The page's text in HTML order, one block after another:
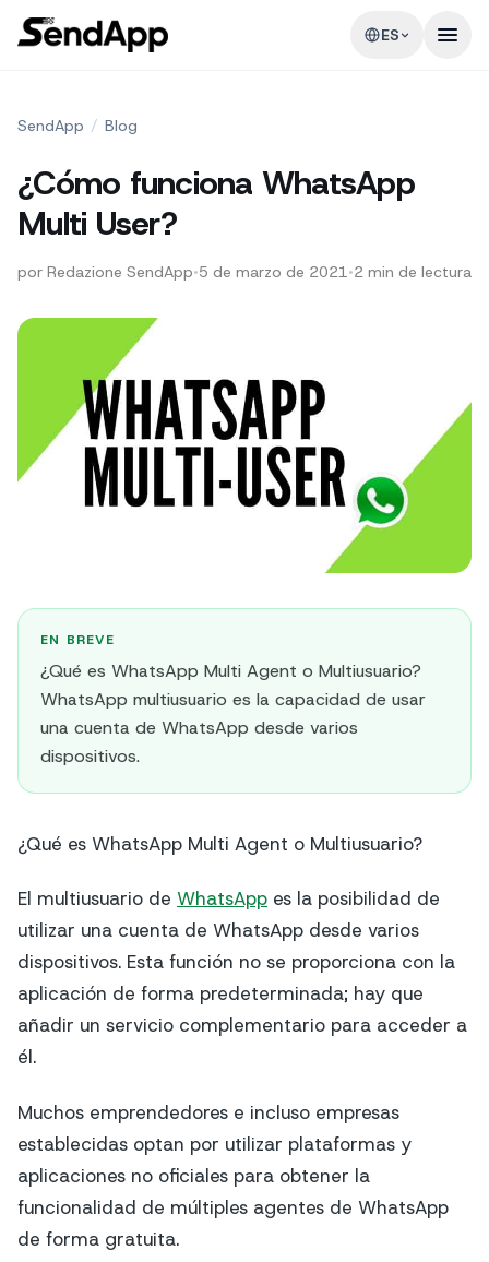
ES
SendApp / Blog
¿Cómo funciona WhatsApp
Multi User?
por Redazione SendApp•5 de marzo de 2021•2 min de lectura
EN BREVE
¿Qué es WhatsApp Multi Agent o Multiusuario?
WhatsApp multiusuario es la capacidad de usar
una cuenta de WhatsApp desde varios
dispositivos.
¿Qué es WhatsApp Multi Agent o Multiusuario?
El multiusuario de WhatsApp es la posibilidad de
utilizar una cuenta de WhatsApp desde varios
dispositivos. Esta función no se proporciona con la
aplicación de forma predeterminada; hay que
añadir un servicio complementario para acceder a
él.
Muchos emprendedores e incluso empresas
establecidas optan por utilizar plataformas y
aplicaciones no oficiales para obtener la
funcionalidad de múltiples agentes de WhatsApp
de forma gratuita.